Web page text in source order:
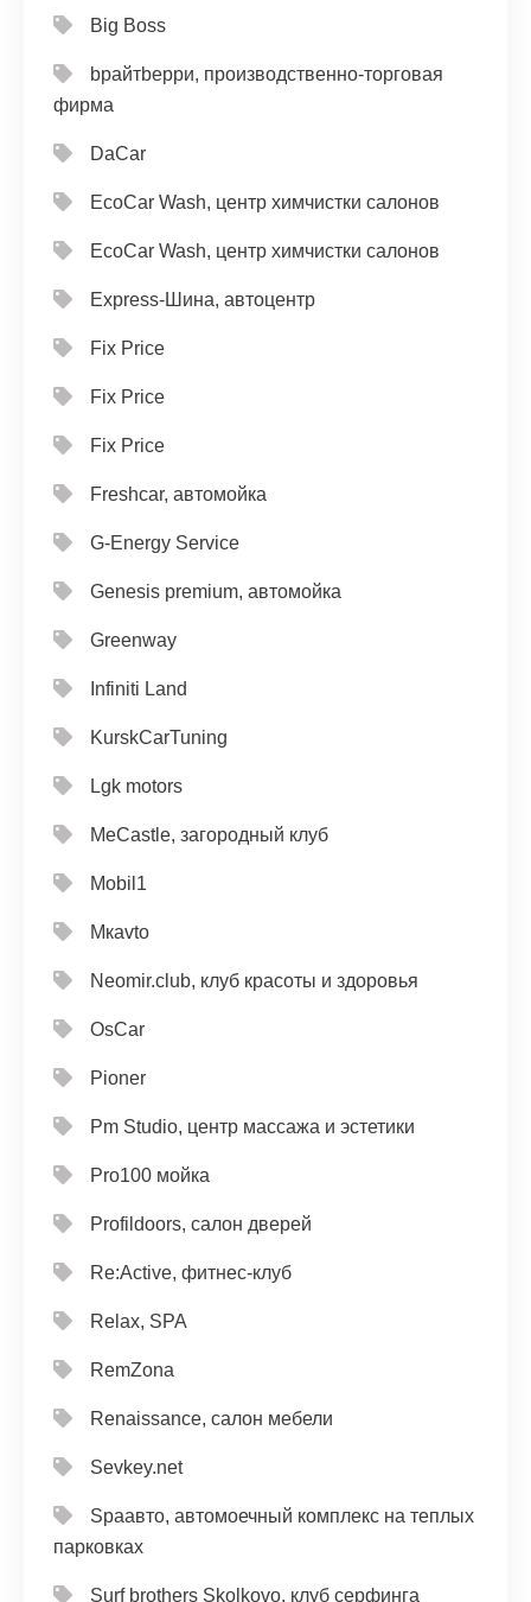
Big Boss
bрайтbерри, производственно-торговая
фирма
DaCar
EcoCar Wash, центр химчистки салонов
EcoCar Wash, центр химчистки салонов
Express-Шина, автоцентр
Fix Price
Fix Price
Fix Price
Freshcar, автомойка
G-Energy Service
Genesis premium, автомойка
Greenway
Infiniti Land
KurskCarTuning
Lgk motors
MeCastle, загородный клуб
Mobil1
Mкavto
Neomir.club, клуб красоты и здоровья
OsCar
Pioner
Pm Studio, центр массажа и эстетики
Pro100 мойка
Profildoors, салон дверей
Re:Active, фитнес-клуб
Relax, SPA
RemZona
Renaissance, салон мебели
Sevkey.net
Spaавто, автомоечный комплекс на теплых
парковках
Surf brothers Skolkovo, клуб серфинга